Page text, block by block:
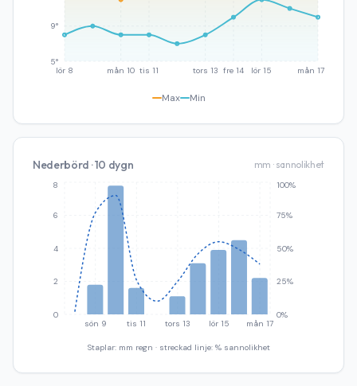
lör 8 mån 10 tis 11 tors 13 fre 14 lör 15 mån 17
5°
9°
Max Min
Nederbörd · 10 dygn mm · sannolikhet
sön 9 tis 11 tors 13 lör 15 mån 17
0
2
4
6
8
0%
25%
50%
75%
100%
Staplar: mm regn · streckad linje: % sannolikhet